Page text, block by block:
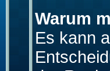
Warum
Es kann